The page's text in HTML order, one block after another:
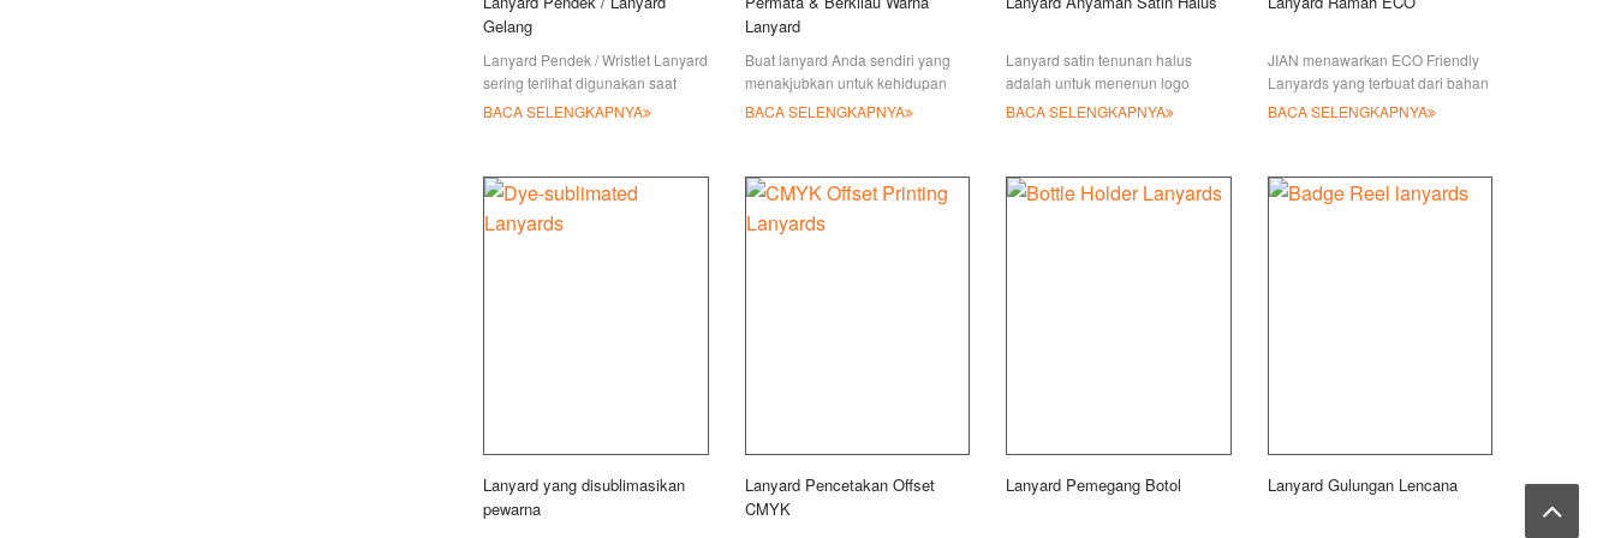
Gelang
Lanyard Pendek / Wristlet Lanyard
sering terlihat digunakan saat
terpasang pada loop sabuk, atau
BACA SELENGKAPNYA
Lanyard
Buat lanyard Anda sendiri yang
menakjubkan untuk kehidupan
sehari-hari atau acara mode,
permata / rhi
BACA SELENGKAPNYA
Lanyard satin tenunan halus
adalah untuk menenun logo
khusus secara langsung ketika
BACA SELENGKAPNYA
JIAN menawarkan ECO Friendly
Lanyards yang terbuat dari bahan
hijau. Kami memiliki 4 jenis
BACA SELENGKAPNYA
Lanyard yang disublimasikan
pewarna
Lanyard Pencetakan Offset
CMYK
Lanyard Pemegang Botol Lanyard Gulungan Lencana